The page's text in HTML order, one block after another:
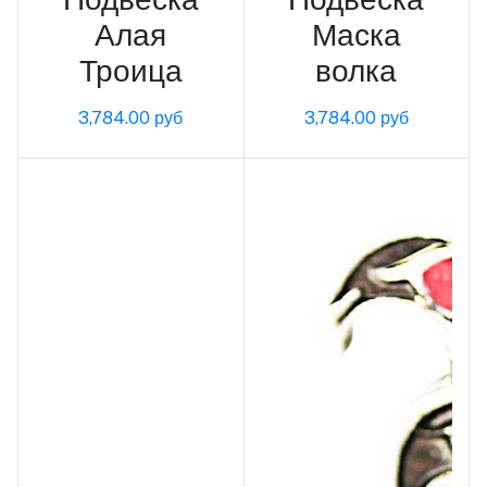
Алая
Троица
3,784.00 руб
Маска
волка
3,784.00 руб